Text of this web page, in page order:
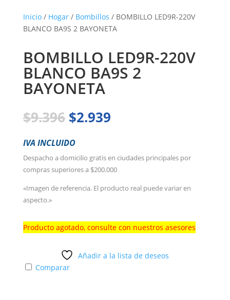
Inicio/ Hogar/ Bombillos / BOMBILLO LED9R-220V
BLANCO BA9S 2 BAYONETA
BOMBILLO LED9R-220V
BLANCO BA9S 2
BAYONETA
$9.396 El
precio
original
era:
$9.396.
$2.939El
es:
$2.939.
IVA INCLUIDO
Despacho a domicilio gratis en ciudades principales por
compras superiores a $200.000
«Imagen de referencia. El producto real puede variar en
aspecto.»
Producto agotado, consulte con nuestros asesores
Añadir a la lista de deseos
Comparar